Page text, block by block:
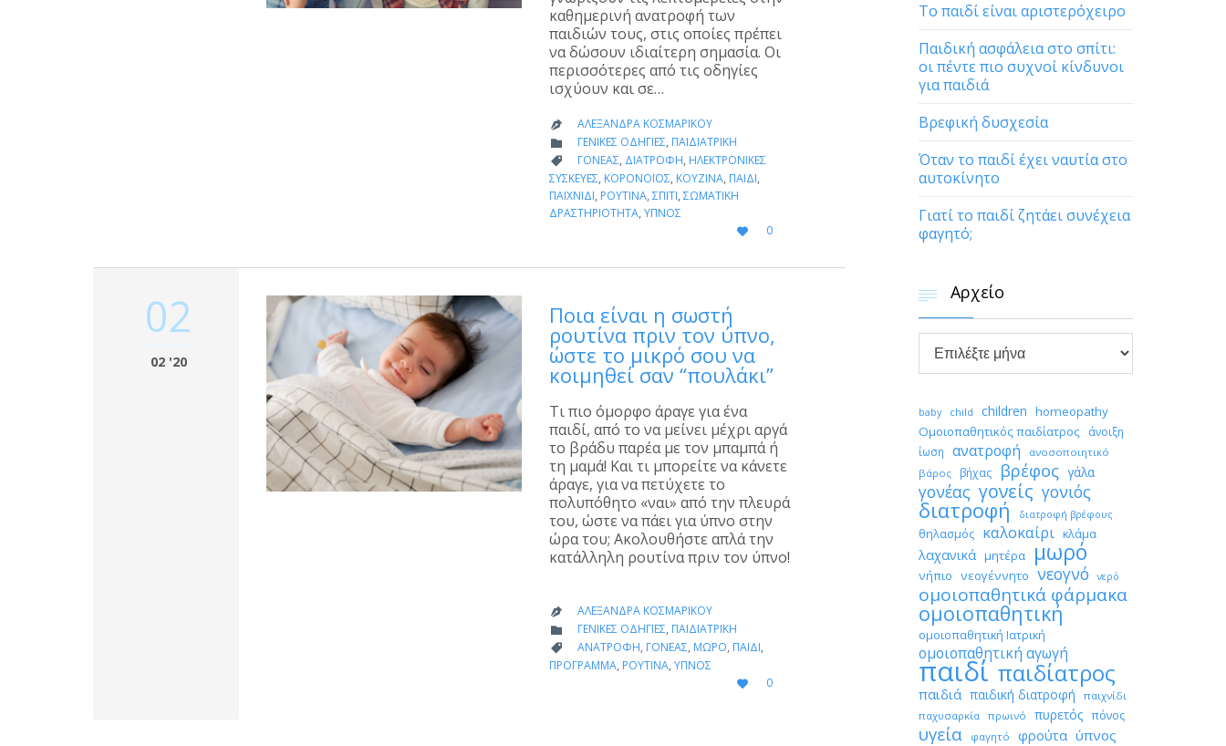
καθημερινή ανατροφή των
παιδιών τους, στις οποίες πρέπει
να δώσουν ιδιαίτερη σημασία. Οι
περισσότερες από τις οδηγίες
ισχύουν και σε…
 ΑΛΕΞΆΝΔΡΑ ΚΟΣΜΑΡΊΚΟΥ
 CATEGORY
ΓΕΝΙΚΈΣ ΟΔΗΓΊΕΣ, ΠΑΙΔΙΑΤΡΙΚΉ
 CATEGORY
ΓΟΝΈΑΣ, ΔΙΑΤΡΟΦΉ, ΗΛΕΚΤΡΟΝΙΚΈΣ
ΣΥΣΚΕΥΈΣ, ΚΟΡΟΝΟΪΌΣ, ΚΟΥΖΊΝΑ, ΠΑΙΔΊ,
ΠΑΙΧΝΊΔΙ, ΡΟΥΤΊΝΑ, ΣΠΊΤΙ, ΣΩΜΑΤΙΚΉ
ΔΡΑΣΤΗΡΙΌΤΗΤΑ, ΎΠΝΟΣ

LOVE
IT
0
02
02 '20
Ποια είναι η σωστή
ρουτίνα πριν τον ύπνο,
ώστε το μικρό σου να
κοιμηθεί σαν “πουλάκι”
Τι πιο όμορφο άραγε για ένα
παιδί, από το να μείνει μέχρι αργά
το βράδυ παρέα με τον μπαμπά ή
τη μαμά! Και τι μπορείτε να κάνετε
άραγε, για να πετύχετε το
πολυπόθητο «ναι» από την πλευρά
του, ώστε να πάει για ύπνο στην
ώρα του; Ακολουθήστε απλά την
κατάλληλη ρουτίνα πριν τον ύπνο!
 ΑΛΕΞΆΝΔΡΑ ΚΟΣΜΑΡΊΚΟΥ
 CATEGORY
ΓΕΝΙΚΈΣ ΟΔΗΓΊΕΣ, ΠΑΙΔΙΑΤΡΙΚΉ
 CATEGORY
ΑΝΑΤΡΟΦΉ, ΓΟΝΈΑΣ, ΜΩΡΌ, ΠΑΙΔΊ,
ΠΡΌΓΡΑΜΜΑ, ΡΟΥΤΊΝΑ, ΎΠΝΟΣ

LOVE
IT
0
Το παιδί είναι αριστερόχειρο
Παιδική ασφάλεια στο σπίτι:
οι πέντε πιο συχνοί κίνδυνοι
για παιδιά
Βρεφική δυσχεσία
Όταν το παιδί έχει ναυτία στο
αυτοκίνητο
Γιατί το παιδί ζητάει συνέχεια
φαγητό;
 Αρχείο
Αρχείο
baby child children homeopathy
Ομοιοπαθητικός παιδίατρος άνοιξη
ίωση ανατροφή
ανοσοποιητικό
βάρος
βήχας βρέφος γάλα
γονέας γονείς γονιός
διατροφή διατροφή βρέφους
θηλασμός καλοκαίρι κλάμα
λαχανικά μητέρα μωρό
νήπιο νεογέννητο νεογνό νερό
ομοιοπαθητικά φάρμακα
ομοιοπαθητική
ομοιοπαθητική Ιατρική
ομοιοπαθητική αγωγή
παιδί παιδίατρος
παιδιά παιδική διατροφή
παιχνίδι
παχυσαρκία πρωινό πυρετός πόνος
υγεία φαγητό φρούτα ύπνος